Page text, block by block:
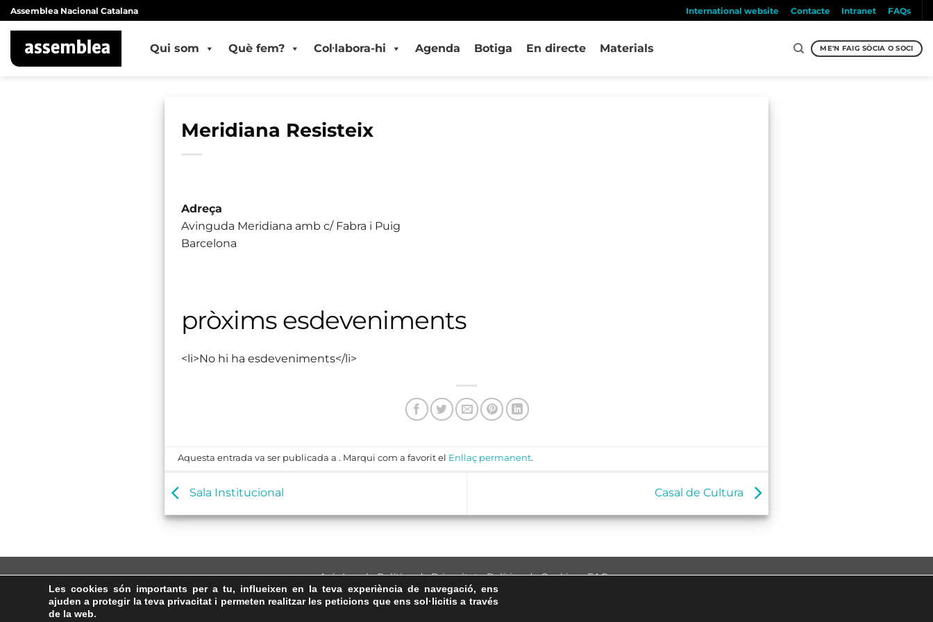
Skip
to
content
Assemblea Nacional Catalana International website Contacte Intranet FAQs
Qui som Què fem? Col·labora-hi Agenda Botiga En directe Materials ME'N FAIG SÒCIA O SOCI
Meridiana Resisteix
Adreça
Avinguda Meridiana amb c/ Fabra i Puig
Barcelona
pròxims esdeveniments
<li>No hi ha esdeveniments</li>
Aquesta entrada va ser publicada a . Marqui com a favorit el Enllaç permanent.
Sala Institucional Casal de Cultura
Avís Legal·Política de Privacitat·Política de Cookies·FAQs
ASSEMBLEA NACIONAL CATALANA
Les cookies són importants per a tu, influeixen en la teva experiència de navegació, ens
ajuden a protegir la teva privacitat i permeten realitzar les peticions que ens sol·licitis a través
de la web.